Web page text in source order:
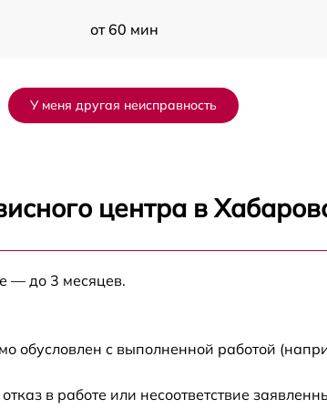
от 60 мин
от 60 мин
от 60 мин
У меня другая неисправность
центра в
— до 3 месяцев.
обусловлен с выполненной работой
в работе или несоответствие